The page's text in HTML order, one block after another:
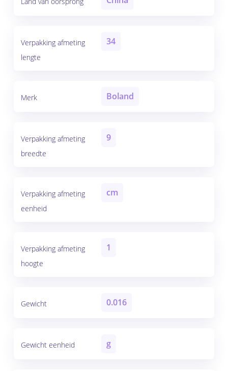
Verpakking afmeting
lengte
34
Merk Boland
Verpakking afmeting
breedte
9
Verpakking afmeting
eenheid
cm
Verpakking afmeting
hoogte
1
Gewicht 0.016
Gewicht eenheid g